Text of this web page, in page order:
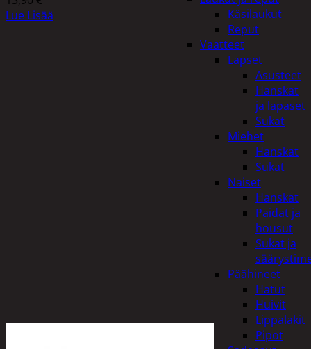
Käsilaukut
Reput
Vaatteet
Lapset
Asusteet
Hanskat
ja lapaset
Sukat
Miehet
Hanskat
Sukat
Naiset
Hanskat
Paidat ja
housut
Sukat ja
Päähineet
Hatut
Huivit
Lippalakit
Pipot
Lue Lisää